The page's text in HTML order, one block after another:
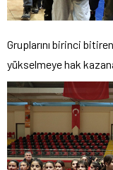
Gruplarını birinci
yükselmeye hak